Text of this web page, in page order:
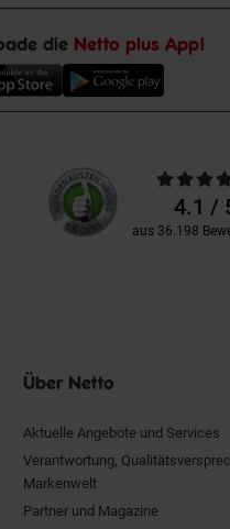
die Netto plus App!
Unsere
Kundenbewertungen
Bewertungen
4.1 /
aus 36.198
Über Netto
Aktuelle Angebote und Services
Verantwortung,
Markenwelt
Partner und Magazine